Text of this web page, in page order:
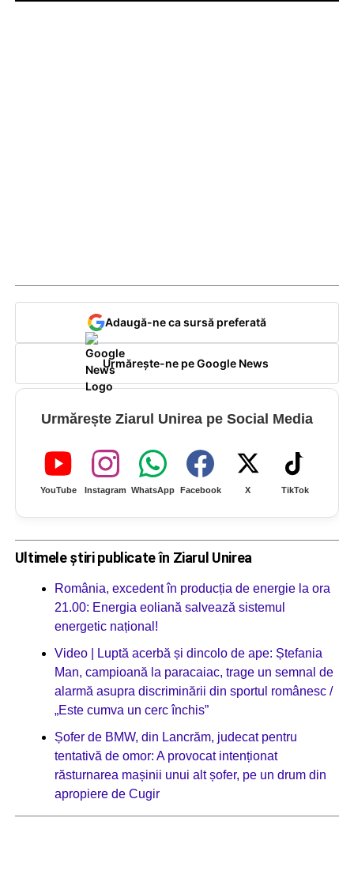
Adaugă-ne ca sursă preferată
Urmărește-ne pe Google News
Urmărește Ziarul Unirea pe Social Media
YouTube Instagram WhatsApp Facebook X TikTok
Ultimele știri publicate în Ziarul Unirea
România, excedent în producția de energie la ora
21.00: Energia eoliană salvează sistemul
energetic național!
Video | Luptă acerbă și dincolo de ape: Ștefania
Man, campioană la paracaiac, trage un semnal de
alarmă asupra discriminării din sportul românesc /
„Este cumva un cerc închis”
Șofer de BMW, din Lancrăm, judecat pentru
tentativă de omor: A provocat intenționat
răsturnarea mașinii unui alt șofer, pe un drum din
apropiere de Cugir